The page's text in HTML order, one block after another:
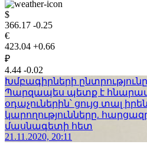
$
366.17 -0.25
€
423.04 +0.66
₽
4.44 -0.02
Խմբագիրների ընտրությունը
Պարզապես պետք է
օդաչուներին՝ ցույց տալ
կարողությունները.
մասնագետի հետ
21.11.2020, 20:11